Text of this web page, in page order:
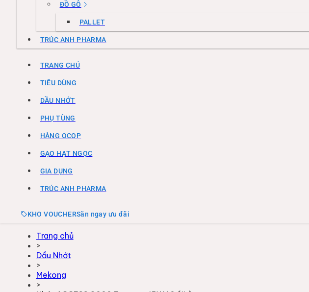
ĐỒ GỖ
PALLET
TRÚC ANH PHARMA
TRANG CHỦ
TIÊU DÙNG
DẦU NHỚT
PHỤ TÙNG
HÀNG OCOP
GẠO HẠT NGỌC
GIA DỤNG
TRÚC ANH PHARMA
KHO VOUCHERSăn ngay ưu đãi
Trang chủ
>
Dầu Nhớt
>
Mekong
>